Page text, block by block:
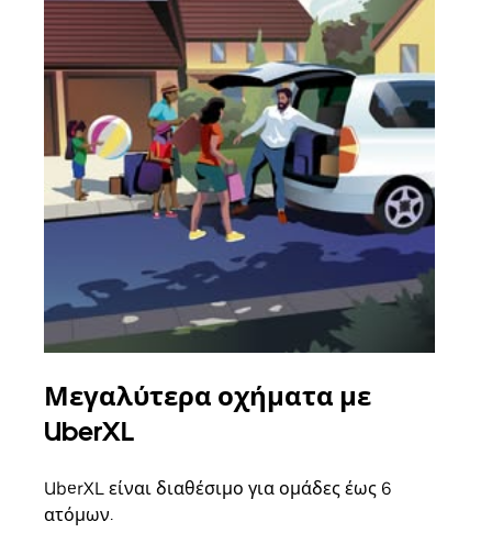
Μεγαλύτερα οχήματα με
UberXL
UberXL είναι διαθέσιμο για ομάδες έως 6
ατόμων.